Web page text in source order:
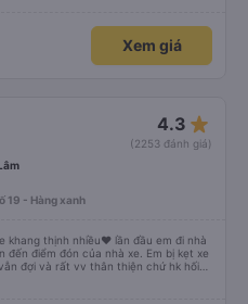
như vậy thì thấy rất tốt)
Xem giá
4.3 star_rate
(2253 đánh giá)
19 - Hàng xanh
khang thịnh nhiều❤️ lần đầu em đi nhà
đến điểm đón của nhà xe. Em bị kẹt xe
đợi và rất vv thân thiện chứ hk hối